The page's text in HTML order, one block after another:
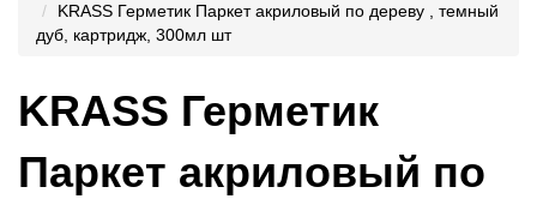
KRASS Герметик Паркет акриловый по дереву , темный
дуб, картридж, 300мл шт
KRASS Герметик
Паркет акриловый по